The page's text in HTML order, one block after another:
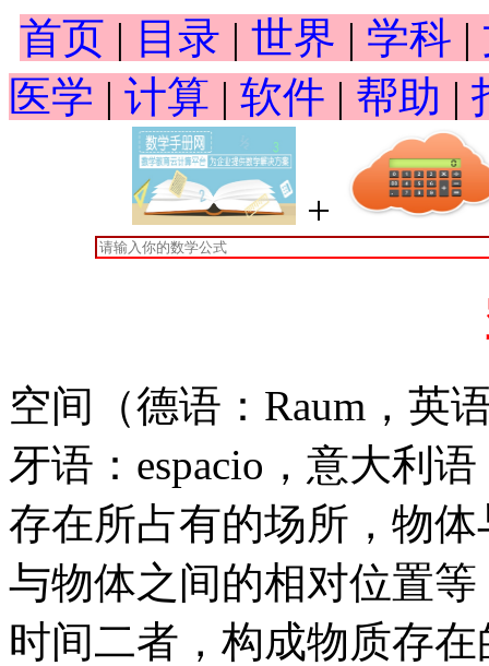
首页 | 目录 | 世界 | 学科 |
医学 | 计算 | 软件 | 帮助 |
+
空间（德语：Raum，英
牙语：espacio，意大利
存在所占有的场所，物
与物体之间的相对位置
时间二者，构成物质存